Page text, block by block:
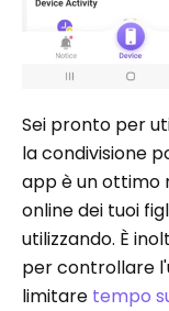
Sei pronto per
la condivisione
app è un ottimo
online dei tuoi
utilizzando. È
per controllare
limitare tempo